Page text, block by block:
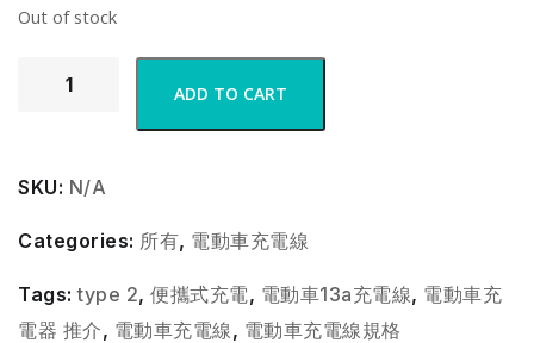
Out of stock
ADD TO CART
SKU: N/A
Categories: 所有, 電動車充電線
Tags:type 2, 便攜式充電, 電動車13a充電線, 電動車充
電器 推介, 電動車充電線, 電動車充電線規格